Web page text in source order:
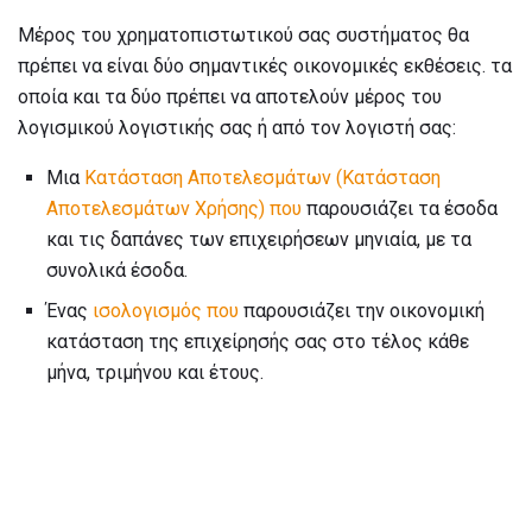
Μέρος του χρηματοπιστωτικού σας συστήματος θα
πρέπει να είναι δύο σημαντικές οικονομικές εκθέσεις. τα
οποία και τα δύο πρέπει να αποτελούν μέρος του
λογισμικού λογιστικής σας ή από τον λογιστή σας:
Μια Κατάσταση Αποτελεσμάτων (Κατάσταση
Αποτελεσμάτων Χρήσης) που παρουσιάζει τα έσοδα
και τις δαπάνες των επιχειρήσεων μηνιαία, με τα
συνολικά έσοδα.
Ένας ισολογισμός που παρουσιάζει την οικονομική
κατάσταση της επιχείρησής σας στο τέλος κάθε
μήνα, τριμήνου και έτους.